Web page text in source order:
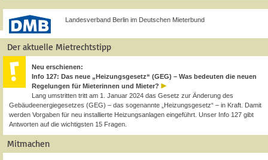
Landesverband Berlin im Deutschen Mieterbund
Der aktuelle Mietrechtstipp
Neu erschienen:
Info 127: Das neue „Heizungsgesetz“ (GEG) – Was bedeuten die neuen
Regelungen für Mieterinnen und Mieter?
Lang umstritten tritt am 1. Januar 2024 das Gesetz zur Änderung des
Gebäudeenergiegesetzes (GEG) – das sogenannte „Heizungsgesetz“ – in Kraft. Damit
werden Vorgaben für neu installierte Heizungsanlagen eingeführt. Unser Info 127 gibt
Antworten auf die wichtigsten 15 Fragen.
Mitmachen